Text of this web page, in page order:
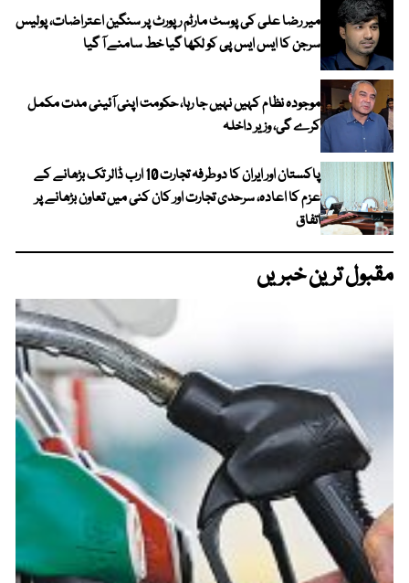
میر رضا علی کی پوسٹ مارٹم رپورٹ پر سنگین اعتراضات، پولیس
سرجن کا ایس ایس پی کو لکھا گیا خط سامنے آ گیا
موجودہ نظام کہیں نہیں جا رہا، حکومت اپنی آئینی مدت مکمل
کرے گی، وزیر داخلہ
پاکستان اور ایران کا دوطرفہ تجارت 10 ارب ڈالر تک بڑھانے کے
عزم کا اعادہ، سرحدی تجارت اور کان کنی میں تعاون بڑھانے پر
اتفاق
مقبول ترین خبریں